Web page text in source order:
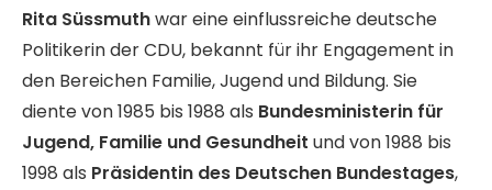
Rita Süssmuthwar eine einflussreiche deutsche
Politikerin der CDU, bekannt für ihr Engagement in
den Bereichen Familie, Jugend und Bildung. Sie
diente von 1985 bis 1988 als Bundesministerin für
Jugend, Familie und Gesundheit und von 1988 bis
1998 als Präsidentin des Deutschen Bundestages,